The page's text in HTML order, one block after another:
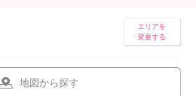
エリアを
変更する
地図から探す